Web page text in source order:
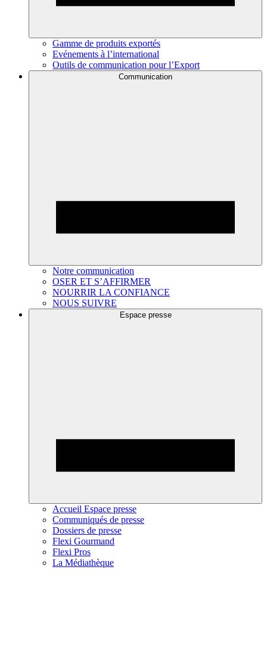
Gamme de produits exportés
Evénements à l’international
Outils de communication pour l’Export
Communication
Notre communication
OSER ET S’AFFIRMER
NOURRIR LA CONFIANCE
NOUS SUIVRE
Espace presse
Accueil Espace presse
Communiqués de presse
Dossiers de presse
Flexi Gourmand
Flexi Pros
La Médiathèque